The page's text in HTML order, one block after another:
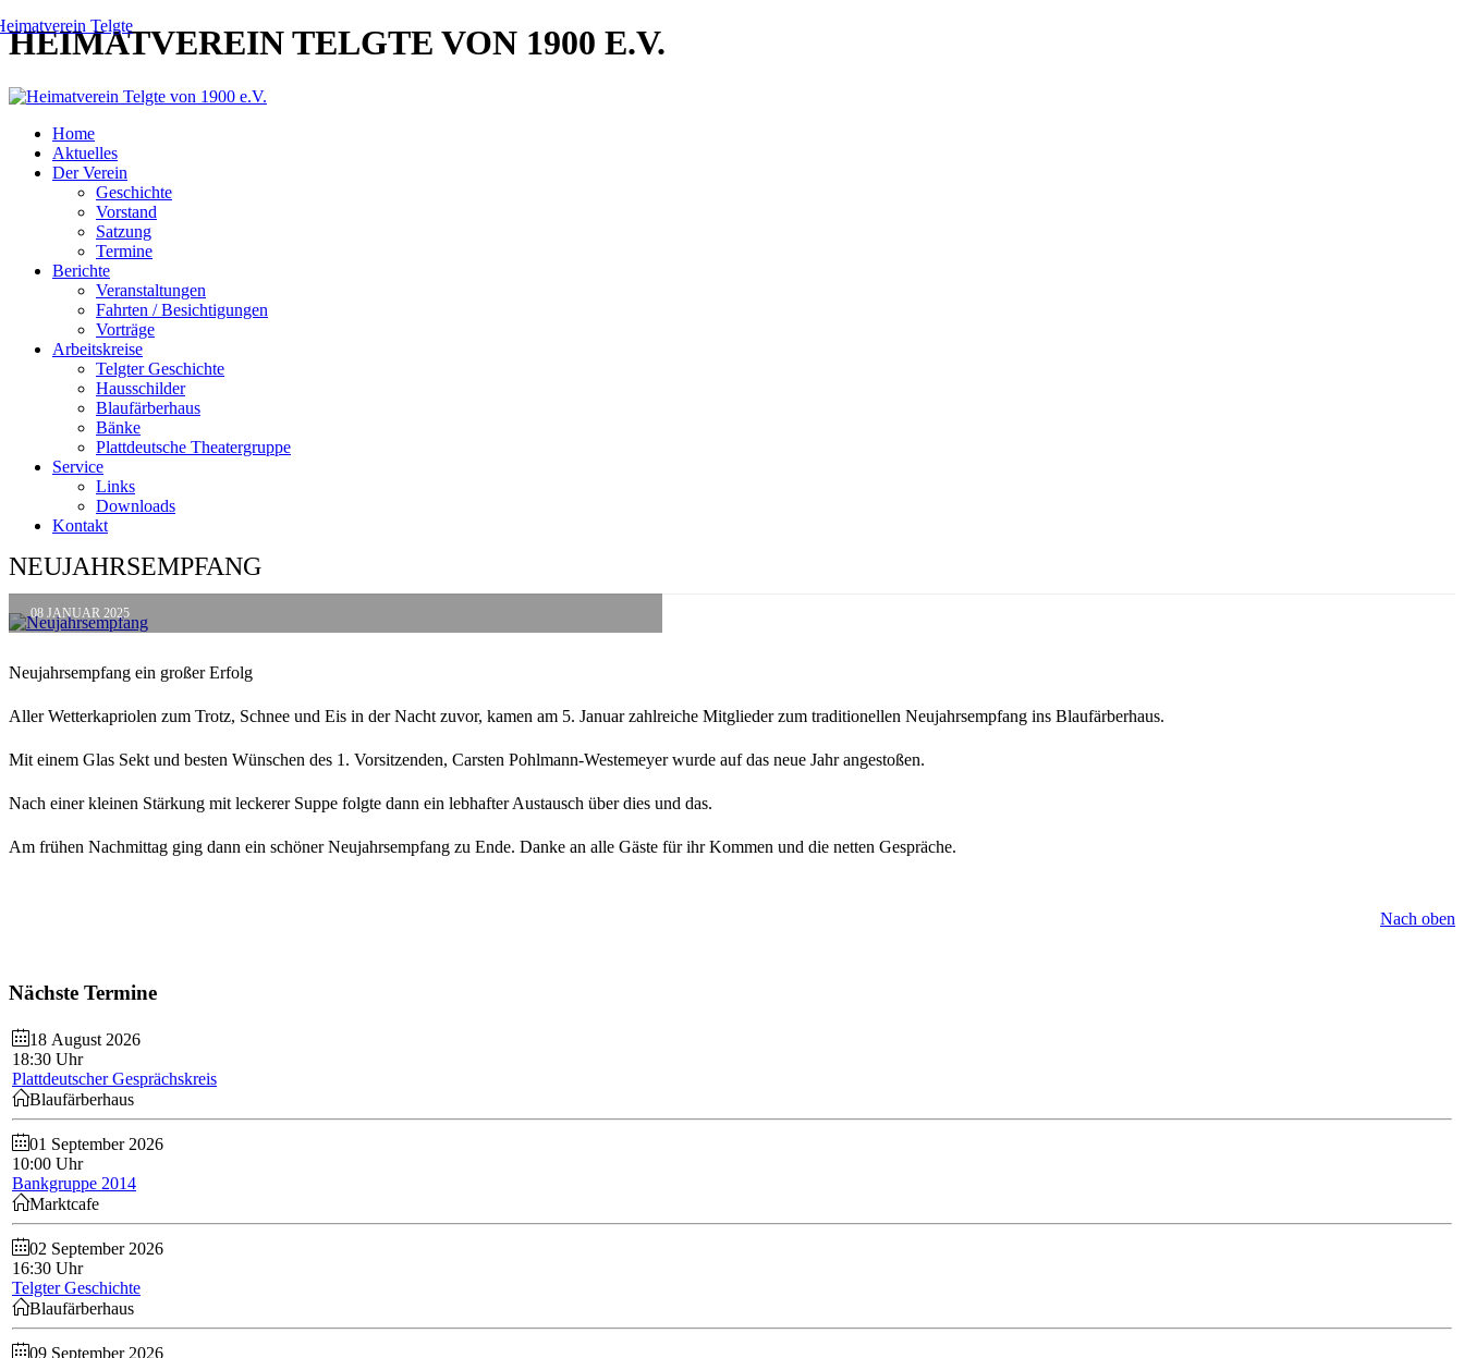
HEIMATVEREIN TELGTE VON 1900 E.V.
Home
Aktuelles
Der Verein
Geschichte
Vorstand
Satzung
Termine
Berichte
Veranstaltungen
Fahrten / Besichtigungen
Vorträge
Arbeitskreise
Telgter Geschichte
Hausschilder
Blaufärberhaus
Bänke
Plattdeutsche Theatergruppe
Service
Links
Downloads
Kontakt
NEUJAHRSEMPFANG
08 JANUAR 2025
Neujahrsempfang ein großer Erfolg
Aller Wetterkapriolen zum Trotz, Schnee und Eis in der Nacht zuvor, kamen am 5. Januar zahlreiche Mitglieder zum traditionellen Neujahrsempfang ins Blaufärberhaus.
Mit einem Glas Sekt und besten Wünschen des 1. Vorsitzenden, Carsten Pohlmann-Westemeyer wurde auf das neue Jahr angestoßen.
Nach einer kleinen Stärkung mit leckerer Suppe folgte dann ein lebhafter Austausch über dies und das.
Am frühen Nachmittag ging dann ein schöner Neujahrsempfang zu Ende. Danke an alle Gäste für ihr Kommen und die netten Gespräche.
Nach oben
Nächste Termine
18 August 2026
18:30 Uhr
Plattdeutscher Gesprächskreis
Blaufärberhaus
01 September 2026
10:00 Uhr
Bankgruppe 2014
Marktcafe
02 September 2026
16:30 Uhr
Telgter Geschichte
Blaufärberhaus
09 September 2026